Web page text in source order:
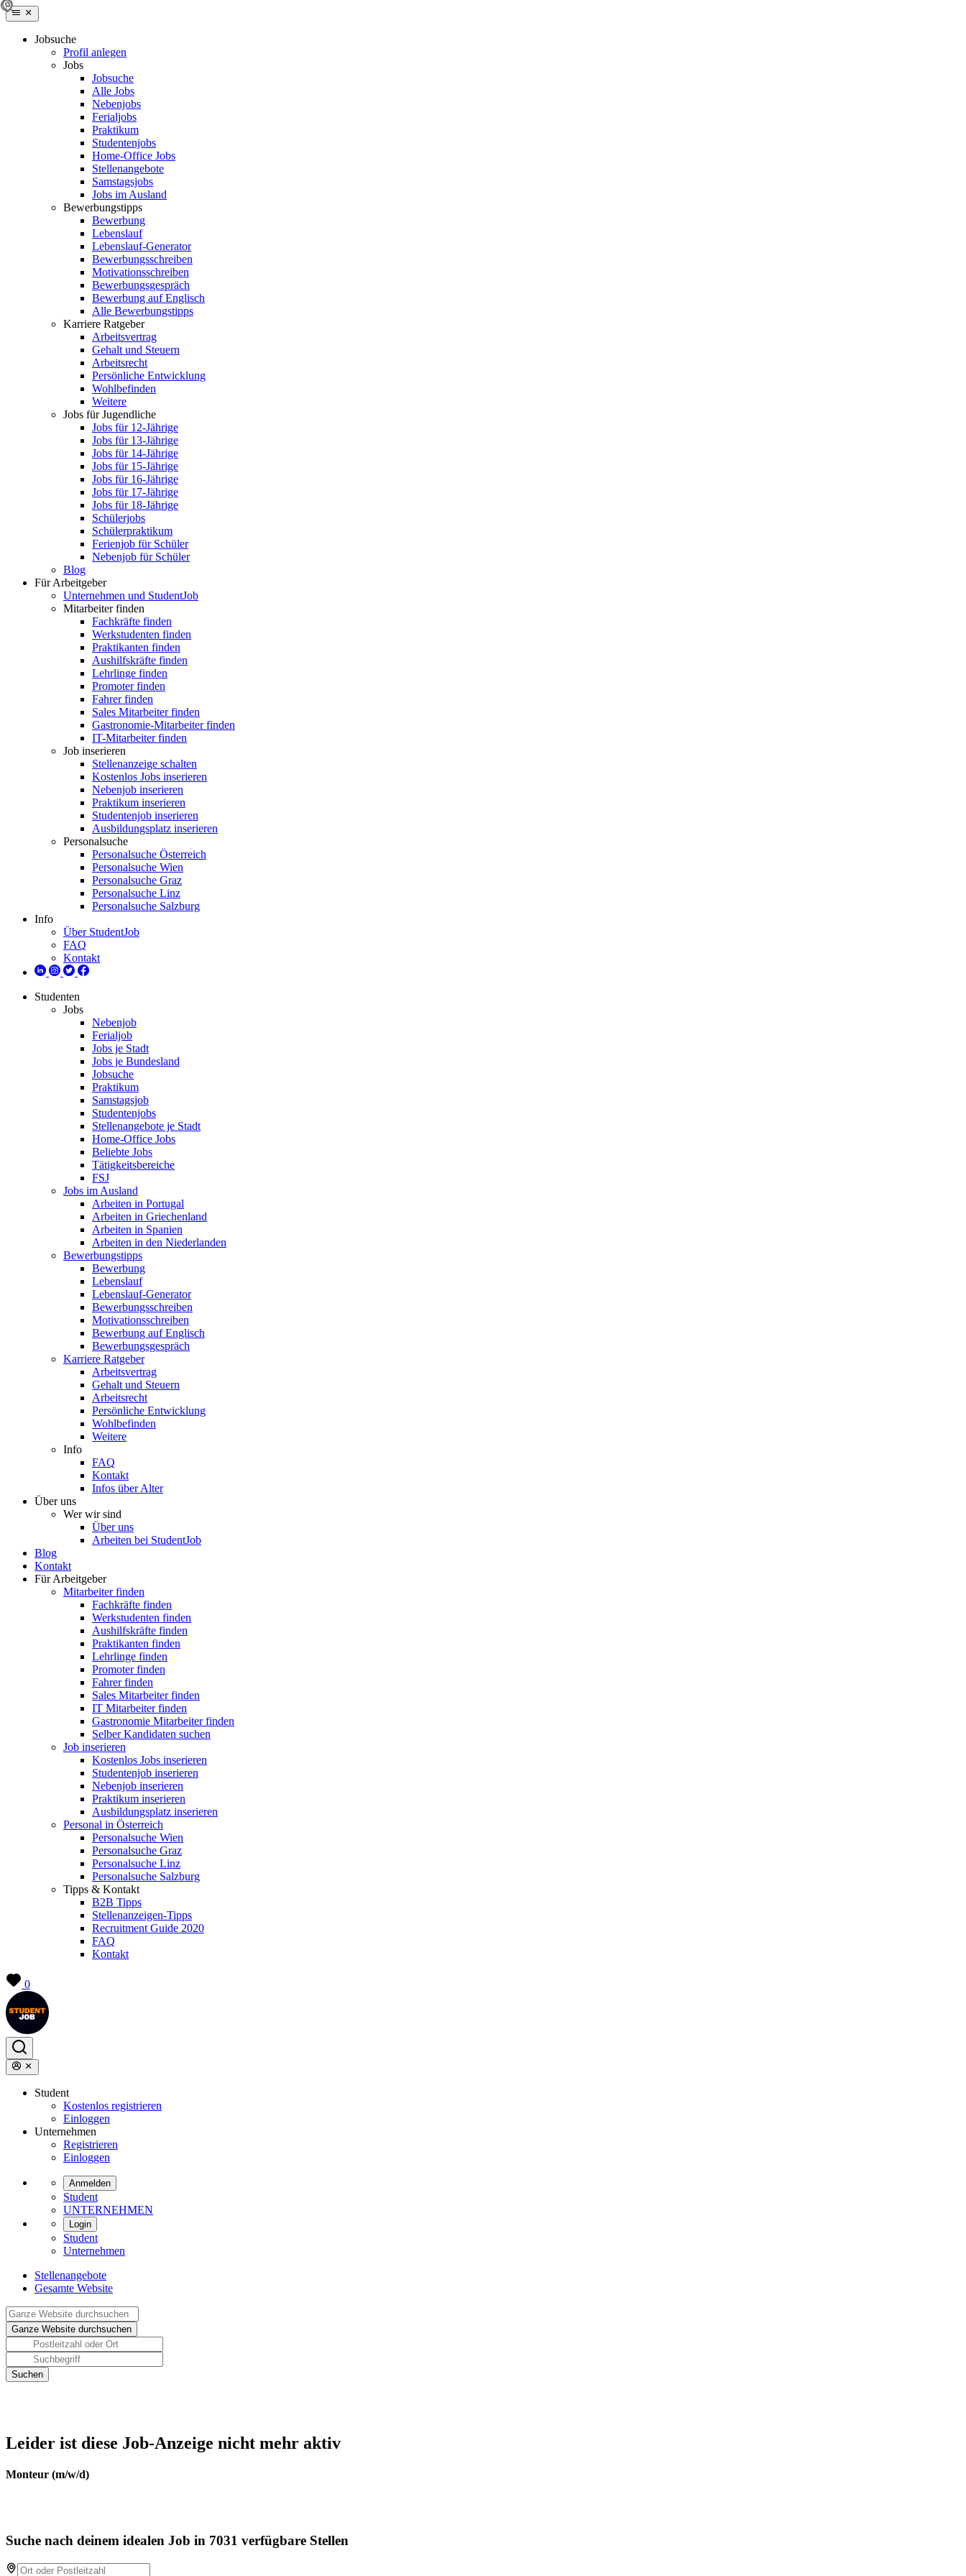
Jobsuche
Profil anlegen
Jobs
Jobsuche
Alle Jobs
Nebenjobs
Ferialjobs
Praktikum
Studentenjobs
Home-Office Jobs
Stellenangebote
Samstagsjobs
Jobs im Ausland
Bewerbungstipps
Bewerbung
Lebenslauf
Lebenslauf-Generator
Bewerbungsschreiben
Motivationsschreiben
Bewerbungsgespräch
Bewerbung auf Englisch
Alle Bewerbungstipps
Karriere Ratgeber
Arbeitsvertrag
Gehalt und Steuern
Arbeitsrecht
Persönliche Entwicklung
Wohlbefinden
Weitere
Jobs für Jugendliche
Jobs für 12-Jährige
Jobs für 13-Jährige
Jobs für 14-Jährige
Jobs für 15-Jährige
Jobs für 16-Jährige
Jobs für 17-Jährige
Jobs für 18-Jährige
Schülerjobs
Schülerpraktikum
Ferienjob für Schüler
Nebenjob für Schüler
Blog
Für Arbeitgeber
Unternehmen und StudentJob
Mitarbeiter finden
Fachkräfte finden
Werkstudenten finden
Praktikanten finden
Aushilfskräfte finden
Lehrlinge finden
Promoter finden
Fahrer finden
Sales Mitarbeiter finden
Gastronomie-Mitarbeiter finden
IT-Mitarbeiter finden
Job inserieren
Stellenanzeige schalten
Kostenlos Jobs inserieren
Nebenjob inserieren
Praktikum inserieren
Studentenjob inserieren
Ausbildungsplatz inserieren
Personalsuche
Personalsuche Österreich
Personalsuche Wien
Personalsuche Graz
Personalsuche Linz
Personalsuche Salzburg
Info
Über StudentJob
FAQ
Kontakt
Studenten
Jobs
Nebenjob
Ferialjob
Jobs je Stadt
Jobs je Bundesland
Jobsuche
Praktikum
Samstagsjob
Studentenjobs
Stellenangebote je Stadt
Home-Office Jobs
Beliebte Jobs
Tätigkeitsbereiche
FSJ
Jobs im Ausland
Arbeiten in Portugal
Arbeiten in Griechenland
Arbeiten in Spanien
Arbeiten in den Niederlanden
Bewerbungstipps
Bewerbung
Lebenslauf
Lebenslauf-Generator
Bewerbungsschreiben
Motivationsschreiben
Bewerbung auf Englisch
Bewerbungsgespräch
Karriere Ratgeber
Arbeitsvertrag
Gehalt und Steuern
Arbeitsrecht
Persönliche Entwicklung
Wohlbefinden
Weitere
Info
FAQ
Kontakt
Infos über Alter
Über uns
Wer wir sind
Über uns
Arbeiten bei StudentJob
Blog
Kontakt
Für Arbeitgeber
Mitarbeiter finden
Fachkräfte finden
Werkstudenten finden
Aushilfskräfte finden
Praktikanten finden
Lehrlinge finden
Promoter finden
Fahrer finden
Sales Mitarbeiter finden
IT Mitarbeiter finden
Gastronomie Mitarbeiter finden
Selber Kandidaten suchen
Job inserieren
Kostenlos Jobs inserieren
Studentenjob inserieren
Nebenjob inserieren
Praktikum inserieren
Ausbildungsplatz inserieren
Personal in Österreich
Personalsuche Wien
Personalsuche Graz
Personalsuche Linz
Personalsuche Salzburg
Tipps & Kontakt
B2B Tipps
Stellenanzeigen-Tipps
Recruitment Guide 2020
FAQ
Kontakt
0
Student
Kostenlos registrieren
Einloggen
Unternehmen
Registrieren
Einloggen
Anmelden
Student
UNTERNEHMEN
Login
Student
Unternehmen
Stellenangebote
Gesamte Website
Leider ist diese Job-Anzeige nicht mehr aktiv
Monteur (m/w/d)
Suche nach deinem idealen Job in 7031 verfügbare Stellen